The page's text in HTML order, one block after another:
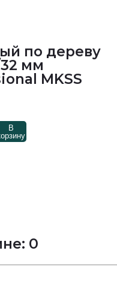
по дереву
мм
MKSS
В
0